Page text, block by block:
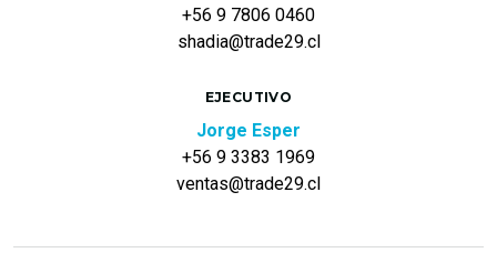
+56 9 7806 0460
shadia@trade29.cl
EJECUTIVO
Jorge Esper
+56 9 3383 1969
ventas@trade29.cl